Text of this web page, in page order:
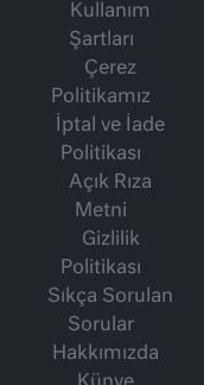
Kullanım
Şartları
Çerez
Politikamız
İptal ve İade
Politikası
Açık Rıza
Metni
Gizlilik
Politikası
Sıkça Sorulan
Sorular
Hakkımızda